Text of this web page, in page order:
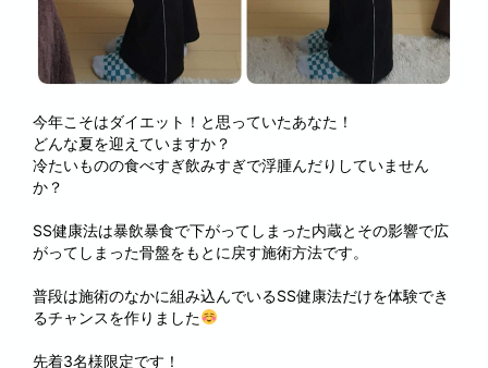
今年こそはダイエット！と思っていたあなた！
どんな夏を迎えていますか？
冷たいものの食べすぎ飲みすぎで浮腫んだりしていません
か？
SS健康法は暴飲暴食で下がってしまった内蔵とその影響で広
がってしまった骨盤をもとに戻す施術方法です。
普段は施術のなかに組み込んでいるSS健康法だけを体験でき
るチャンスを作りました
先着3名様限定です！